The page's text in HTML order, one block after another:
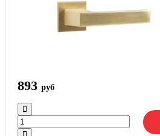
893 руб